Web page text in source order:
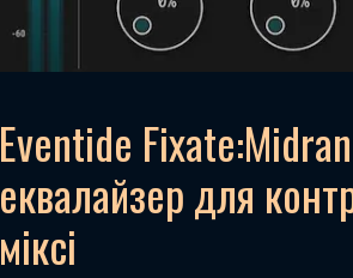
Eventide
еквалайзер для
міксі